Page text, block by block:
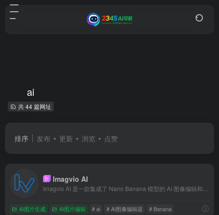
ai
共 44 篇网址
排序 发布 更新 浏览 点赞
新 Imagvio AI
AI图片生成 AI图片编辑 # ai # AI图像编辑器 # Banana